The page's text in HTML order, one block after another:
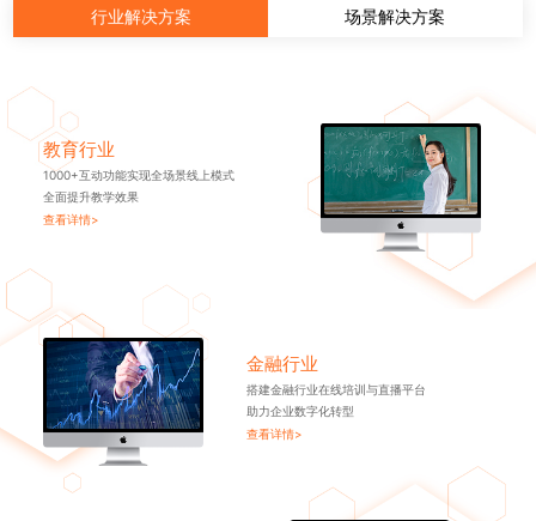
行业解决方案 场景解决方案
教育行业
1000+互动功能实现全场景线上模式
全面提升教学效果
查看详情>
金融行业
搭建金融行业在线培训与直播平台
助力企业数字化转型
查看详情>